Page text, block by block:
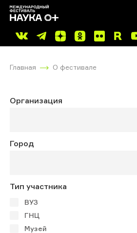
Главная О фестивале
Организация
Город
Тип участника
ВУЗ
ГНЦ
Музей